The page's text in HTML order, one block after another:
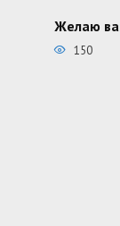
Желаю
150